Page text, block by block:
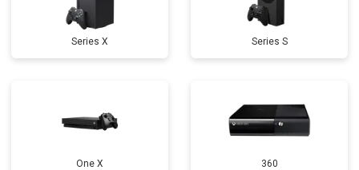
Series X Series S
One X 360